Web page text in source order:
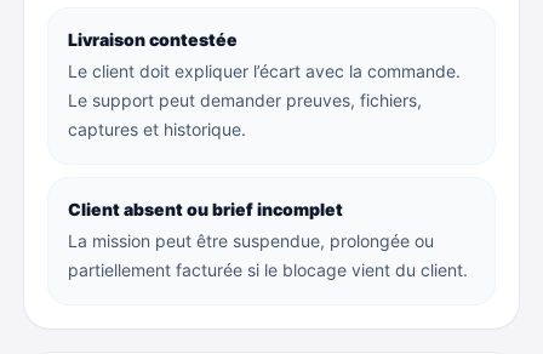
Livraison contestée
Le client doit expliquer l’écart avec la commande.
Le support peut demander preuves, fichiers,
captures et historique.
Client absent ou brief incomplet
La mission peut être suspendue, prolongée ou
partiellement facturée si le blocage vient du client.